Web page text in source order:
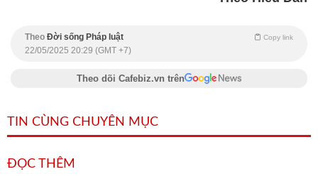
Theo Đời sống Pháp luật Copy link
22/05/2025 20:29 (GMT +7)
Theo dõi Cafebiz.vn trên
TIN CÙNG CHUYÊN MỤC
ĐỌC THÊM